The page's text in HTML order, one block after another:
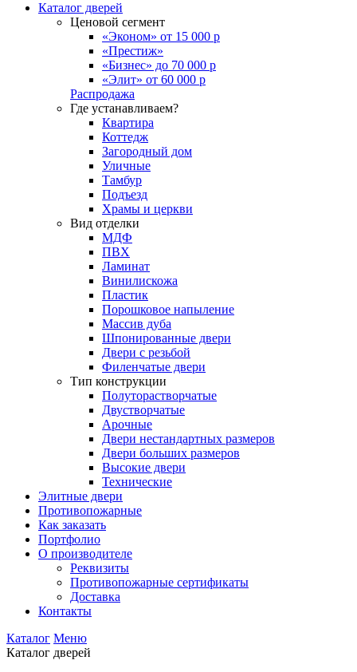
Каталог дверей
Ценовой сегмент
«Эконом» от 15 000 р
«Престиж»
«Бизнес» до 70 000 р
«Элит» от 60 000 р
Распродажа
Где устанавливаем?
Квартира
Коттедж
Загородный дом
Уличные
Тамбур
Подъезд
Храмы и церкви
Вид отделки
МДФ
ПВХ
Ламинат
Винилискожа
Пластик
Порошковое напыление
Массив дуба
Шпонированные двери
Двери с резьбой
Филенчатые двери
Тип конструкции
Полуторастворчатые
Двустворчатые
Арочные
Двери нестандартных размеров
Двери больших размеров
Высокие двери
Технические
Элитные двери
Противопожарные
Как заказать
Портфолио
О производителе
Реквизиты
Противопожарные сертификаты
Доставка
Контакты
Каталог Меню
Каталог дверей